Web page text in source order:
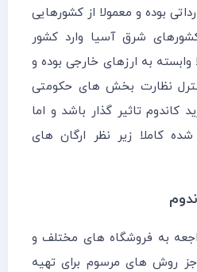
بوده و معمولا از کشورهایی
شرق آسیا وارد کشور
به ارزهای خارجی بوده و
نظارت بخش های حکومتی
تاثیر گذار باشد و اما
کاملا زیر نظر ارگان های
به فروشگاه های مختلف و
روش های مرسوم برای تهیه